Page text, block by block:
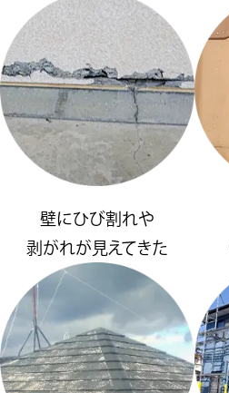
壁にひび割れや
剥がれが見えてきた